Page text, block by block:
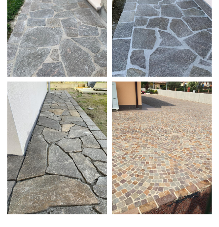
Lastrame grigio con
bordo da 10
Lastrame grigio con
bordo da 15